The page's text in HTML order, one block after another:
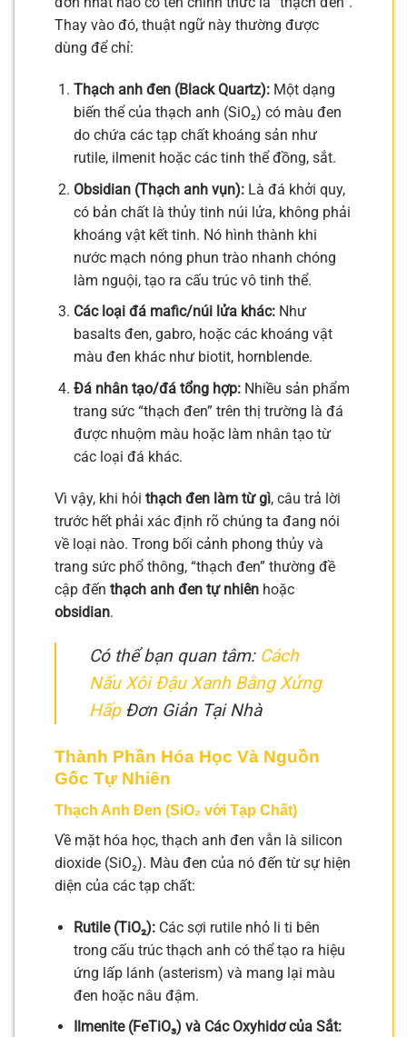
Thay vào đó, thuật ngữ này thường được
dùng để chỉ:
Thạch anh đen (Black Quartz):Một dạng
biến thể của thạch anh (SiO₂) có màu đen
do chứa các tạp chất khoáng sản như
rutile, ilmenit hoặc các tinh thể đồng, sắt.
Obsidian (Thạch anh vụn):Là đá khởi quy,
có bản chất là thủy tinh núi lửa, không phải
khoáng vật kết tinh. Nó hình thành khi
nước mạch nóng phun trào nhanh chóng
làm nguội, tạo ra cấu trúc vô tinh thể.
Các loại đá mafic/núi lửa khác:Như
basalts đen, gabro, hoặc các khoáng vật
màu đen khác như biotit, hornblende.
Đá nhân tạo/đá tổng hợp:Nhiều sản phẩm
trang sức “thạch đen” trên thị trường là đá
được nhuộm màu hoặc làm nhân tạo từ
các loại đá khác.
Vì vậy, khi hỏi thạch đen làm từ gì, câu trả lời
trước hết phải xác định rõ chúng ta đang nói
về loại nào. Trong bối cảnh phong thủy và
trang sức phổ thông, “thạch đen” thường đề
cập đến thạch anh đen tự nhiên hoặc
obsidian.
Có thể bạn quan tâm: Cách
Nấu Xôi Đậu Xanh Bằng Xửng
HấpĐơn Giản Tại Nhà
Thành Phần Hóa Học Và Nguồn
Gốc Tự Nhiên
Thạch Anh Đen (SiO₂ với Tạp Chất)
Về mặt hóa học, thạch anh đen vẫn là silicon
dioxide (SiO₂). Màu đen của nó đến từ sự hiện
diện của các tạp chất:
Rutile (TiO₂):Các sợi rutile nhỏ li ti bên
trong cấu trúc thạch anh có thể tạo ra hiệu
ứng lấp lánh (asterism) và mang lại màu
đen hoặc nâu đậm.
Ilmenite (FeTiO₃) và Các Oxyhidơ của Sắt: